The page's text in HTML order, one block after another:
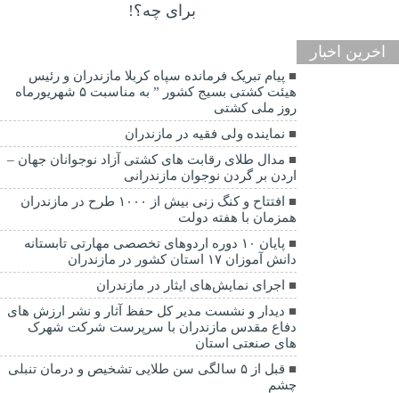
برای چه؟!
اخرین اخبار
پیام تبریک فرمانده سپاه کربلا مازندران و رئیس
هیئت کشتی بسیج کشور ” به مناسبت ۵ شهریورماه
روز ملی کشتی
نماينده ولی فقیه در مازندران
مدال طلای رقابت های کشتی آزاد نوجوانان جهان –
اردن بر گردن نوجوان مازندرانی
افتتاح و کنگ زنی بیش از ۱۰۰۰ طرح در مازندران
همزمان با هفته دولت
پایان ۱۰ دوره اردوهای تخصصی مهارتی تابستانه
دانش آموزان ۱۷ استان کشور در مازندران
اجرای نمایش‌های ایثار در مازندران
دیدار و نشست مدیر کل حفظ آثار و نشر ارزش های
دفاع مقدس مازندران با سرپرست شرکت شهرک
های صنعتی استان
قبل از ۵ سالگی سن طلایی تشخیص و درمان تنبلی
چشم